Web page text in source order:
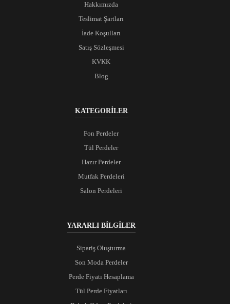
Hakkımızda
Teslimat Şartları
İade Koşulları
Satış Sözleşmesi
KVKK
Blog
KATEGORİLER
Fon Perdeler
Tül Perdeler
Hazır Perdeler
Mutfak Perdeleri
Salon Perdeleri
YARARLI BİLGİLER
Sipariş Oluşturma
Son Moda Perdeler
Perde Fiyatı Hesaplama
Tül Perde Fiyatları